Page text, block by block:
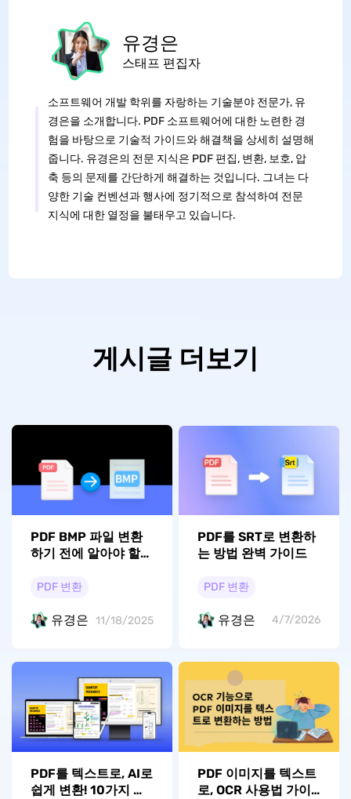
유경은
스태프 편집자
소프트웨어 개발 학위를 자랑하는 기술분야 전문가, 유
경은을 소개합니다. PDF 소프트웨어에 대한 노련한 경
험을 바탕으로 기술적 가이드와 해결책을 상세히 설명해
줍니다. 유경은의 전문 지식은 PDF 편집, 변환, 보호, 압
축 등의 문제를 간단하게 해결하는 것입니다. 그녀는 다
양한 기술 컨벤션과 행사에 정기적으로 참석하여 전문
지식에 대한 열정을 불태우고 있습니다.
게시글 더보기
PDF BMP 파일 변환
하기 전에 알아야 할
PDF 변환
유경은 11/18/2025
PDF를 SRT로 변환하
는 방법 완벽 가이드
PDF 변환
유경은 4/7/2026
PDF를 텍스트로, AI로
쉽게 변환! 10가지 방
PDF 이미지를 텍스트
로, OCR 사용법 가이